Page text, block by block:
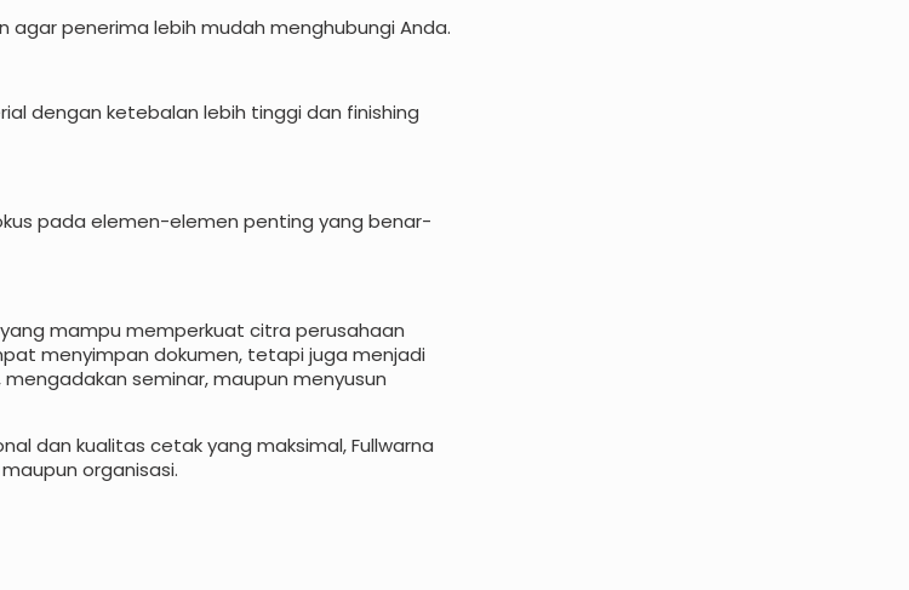
penerima lebih mudah menghubungi Anda.
dengan ketebalan lebih tinggi dan finishing
pada elemen-elemen penting yang benar-
mampu memperkuat citra perusahaan
menyimpan dokumen, tetapi juga menjadi
seminar, maupun menyusun
dan kualitas cetak yang maksimal, Fullwarna
organisasi.